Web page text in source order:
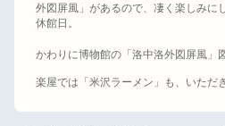
外図屏風」があるので、凄く楽しみに
休館日。
かわりに博物館の「洛中洛外図屏風」
楽屋では「米沢ラーメン」も、いただ